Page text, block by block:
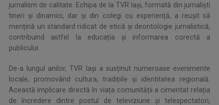
jurnalism de calitate. Echipa de la TVR Iași, formată din jurnaliști
tineri și dinamici, dar și din colegi cu experiență, a reușit să
mențină un standard ridicat de etică și deontologie jurnalistică,
contribuind astfel la educația și informarea corectă a
publicului.
De-a lungul anilor, TVR Iași a susținut numeroase evenimente
locale, promovând cultura, tradițiile și identitatea regională.
Această implicare directă în viața comunității a cimentat relația
de încredere dintre postul de televiziune și telespectatori,